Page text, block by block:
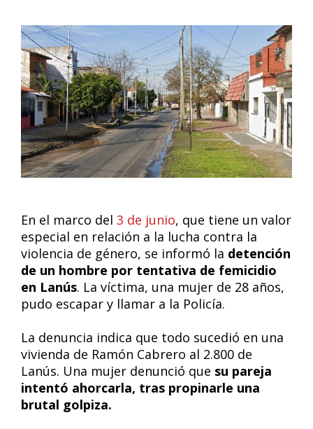
En el marco del 3 de junio, que tiene un valor
especial en relación a la lucha contra la
violencia de género, se informó la detención
de un hombre por tentativa de femicidio
en Lanús. La víctima, una mujer de 28 años,
pudo escapar y llamar a la Policía.
La denuncia indica que todo sucedió en una
vivienda de Ramón Cabrero al 2.800 de
Lanús. Una mujer denunció que su pareja
intentó ahorcarla, tras propinarle una
brutal golpiza.